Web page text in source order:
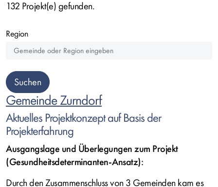
132 Projekt(e) gefunden.
Region
Gemeinde Zurndorf
Aktuelles Projektkonzept auf Basis der
Projekterfahrung
Ausgangslage und Überlegungen zum Projekt
(Gesundheitsdeterminanten-Ansatz):
Durch den Zusammenschluss von 3 Gemeinden kam es